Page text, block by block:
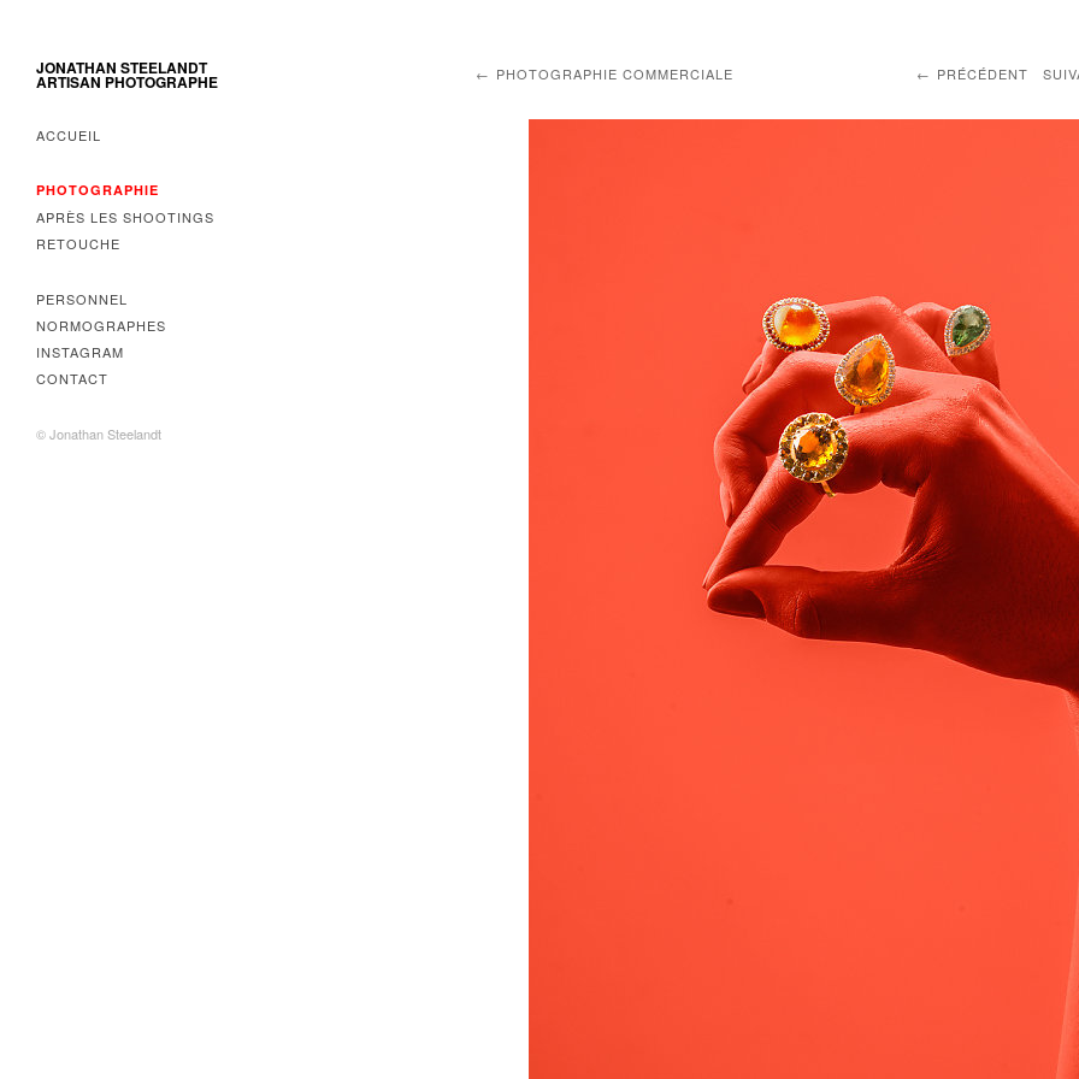
JONATHAN STEELANDT
ARTISAN PHOTOGRAPHE
ACCUEIL
PHOTOGRAPHIE
APRÈS LES SHOOTINGS
RETOUCHE
PERSONNEL
NORMOGRAPHES
INSTAGRAM
CONTACT
© Jonathan Steelandt
PRÉCÉDENT
PHOTOGRAPHIE COMMERCIALE